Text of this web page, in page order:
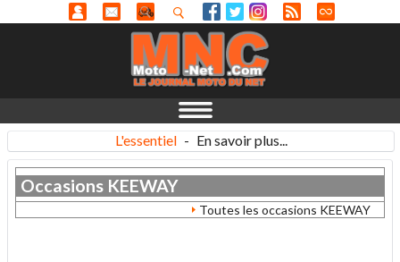
L'essentiel - En savoir plus...
Occasions KEEWAY
Toutes les occasions KEEWAY